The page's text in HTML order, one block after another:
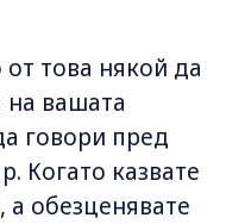
това някой да
на вашата
говори пред
Когато казвате
а обезценявате